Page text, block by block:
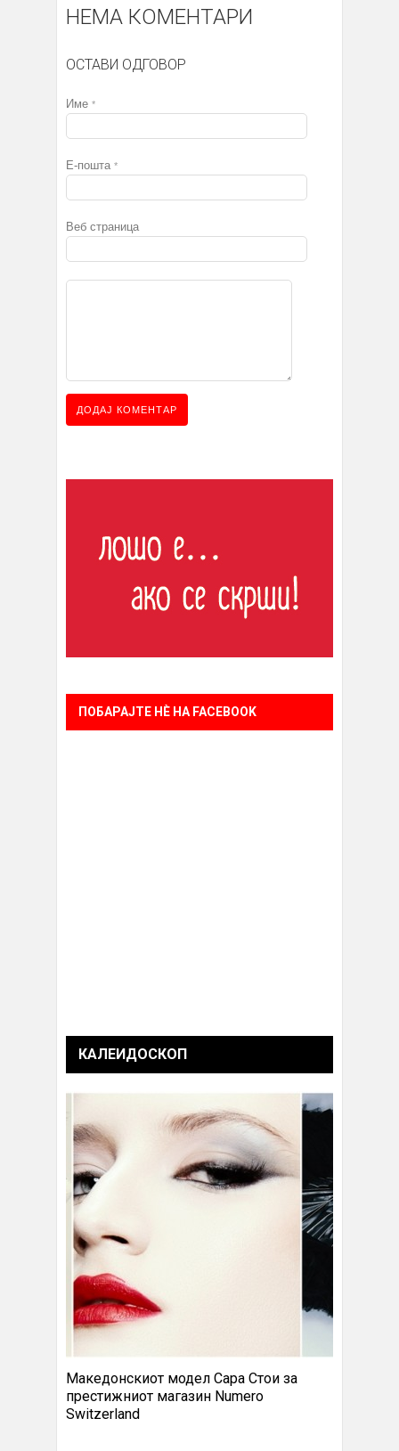
НЕМА КОМЕНТАРИ
ОСТАВИ ОДГОВОР
Име *
Е-пошта *
Веб страница
ПОБАРАЈТЕ НÈ НА FACEBOOK
КАЛЕИДОСКОП
Македонскиот модел Сара Стои за
престижниот магазин Numero
Switzerland